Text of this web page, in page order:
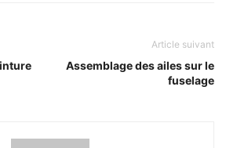
Article suivant
Assemblage des ailes sur le
fuselage